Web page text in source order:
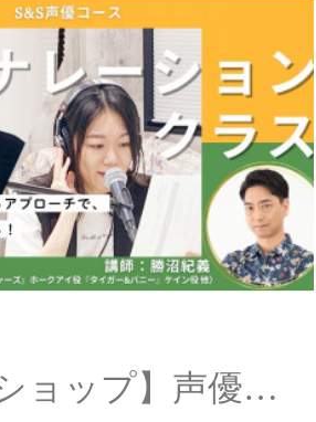
【ワークショップ】声優・西村ちなみ氏による2dayワークショップ開催！